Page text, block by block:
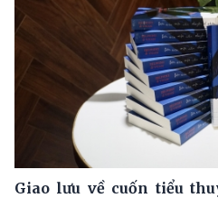
Giao lưu về cuốn tiểu